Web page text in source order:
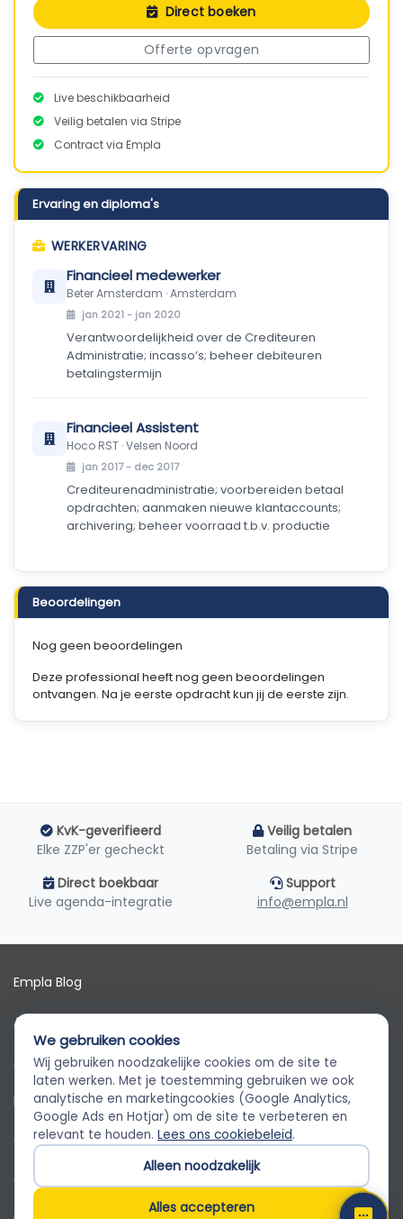
Direct boeken
Offerte opvragen
Live beschikbaarheid
Veilig betalen via Stripe
Contract via Empla
Ervaring en diploma's
WERKERVARING
Financieel medewerker
Beter Amsterdam · Amsterdam
jan 2021 - jan 2020
Verantwoordelijkheid over de Crediteuren
Administratie; incasso’s; beheer debiteuren
betalingstermijn
Financieel Assistent
Hoco RST · Velsen Noord
jan 2017 - dec 2017
Crediteurenadministratie; voorbereiden betaal
opdrachten; aanmaken nieuwe klantaccounts;
archivering; beheer voorraad t.b.v. productie
Beoordelingen
Nog geen beoordelingen
Deze professional heeft nog geen beoordelingen
ontvangen. Na je eerste opdracht kun jij de eerste zijn.
KvK-geverifieerd
Elke ZZP'er gecheckt
Veilig betalen
Betaling via Stripe
Direct boekbaar
Live agenda-integratie
Support
info@empla.nl
Empla Blog
Algemene voorwaarden
AVG
Privacybeleid
Cookiebeleid
Cookievoorkeuren
Empla Assistent
Altijd beschikbaar, stel een vraag
We gebruiken cookies
Wij gebruiken noodzakelijke cookies om de site te
laten werken. Met je toestemming gebruiken we ook
analytische en marketingcookies (Google Analytics,
Google Ads en Hotjar) om de site te verbeteren en
relevant te houden. Lees ons cookiebeleid.
Alleen noodzakelijk
Alles accepteren